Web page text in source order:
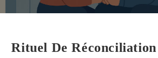
Rituel De